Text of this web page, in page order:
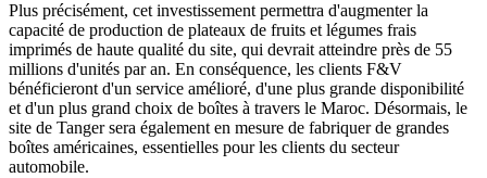
Plus précisément, cet investissement permettra d'augmenter la
capacité de production de plateaux de fruits et légumes frais
imprimés de haute qualité du site, qui devrait atteindre près de 55
millions d'unités par an. En conséquence, les clients F&V
bénéficieront d'un service amélioré, d'une plus grande disponibilité
et d'un plus grand choix de boîtes à travers le Maroc. Désormais, le
site de Tanger sera également en mesure de fabriquer de grandes
boîtes américaines, essentielles pour les clients du secteur
automobile.